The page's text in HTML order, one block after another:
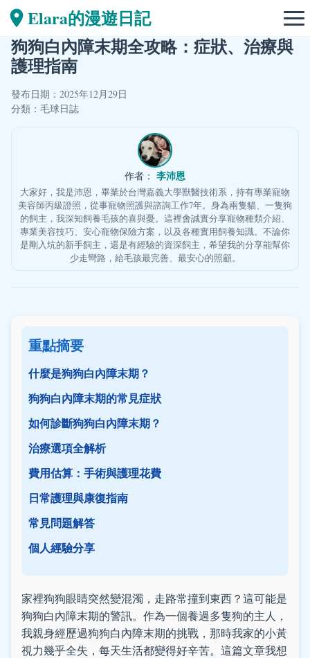
Elara的漫遊日記
狗狗白內障末期全攻略：症狀、治療與
護理指南
發布日期：2025年12月29日
分類： 毛球日誌
作者： 李沛恩
大家好，我是沛恩，畢業於台灣嘉義大學獸醫技術系，持有專業寵物
美容師丙級證照，從事寵物照護與諮詢工作7年。身為兩隻貓、一隻狗
的飼主，我深知飼養毛孩的喜與憂。這裡會誠實分享寵物種類介紹、
專業美容技巧、安心寵物保險方案，以及各種實用飼養知識。不論你
是剛入坑的新手飼主，還是有經驗的資深飼主，希望我的分享能幫你
少走彎路，給毛孩最完善、最安心的照顧。
重點摘要
什麼是狗狗白內障末期？
狗狗白內障末期的常見症狀
如何診斷狗狗白內障末期？
治療選項全解析
費用估算：手術與護理花費
日常護理與康復指南
常見問題解答
個人經驗分享
家裡狗狗眼睛突然變混濁，走路常撞到東西？這可能是
狗狗白內障末期的警訊。作為一個養過多隻狗的主人，
我親身經歷過狗狗白內障末期的挑戰，那時我家的小黃
視力幾乎全失，每天生活都變得好辛苦。這篇文章我想